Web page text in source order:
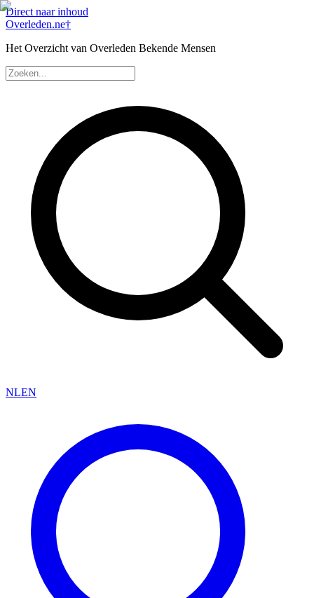
Direct naar inhoud
Overleden.ne†
Het Overzicht van Overleden Bekende Mensen
NLEN